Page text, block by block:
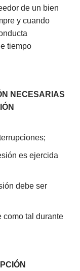
de un bien
y cuando
tiempo
NECESARIAS
es ejercida
debe ser
como tal durante